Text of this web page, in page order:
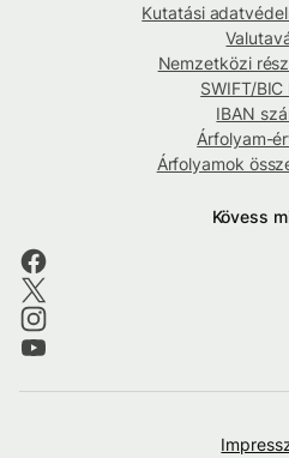
Kutatási
Nemzetközi
SWIFT/
IBAN
Árfolyam-
Árfolyamok
Kövess